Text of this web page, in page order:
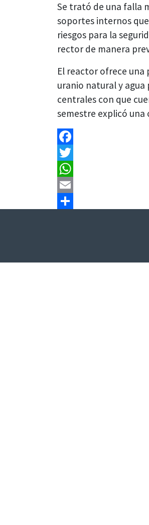
Se trató de una falla
soportes internos
riesgos para la
rector de manera
El reactor ofrece una
uranio natural y
centrales con que
semestre explicó una
Facebook
Twitter
WhatsApp
Email